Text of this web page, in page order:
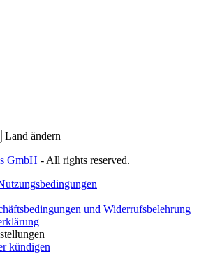
Land ändern
GmbH - All rights reserved.
und Widerrufsbelehrung
kündigen